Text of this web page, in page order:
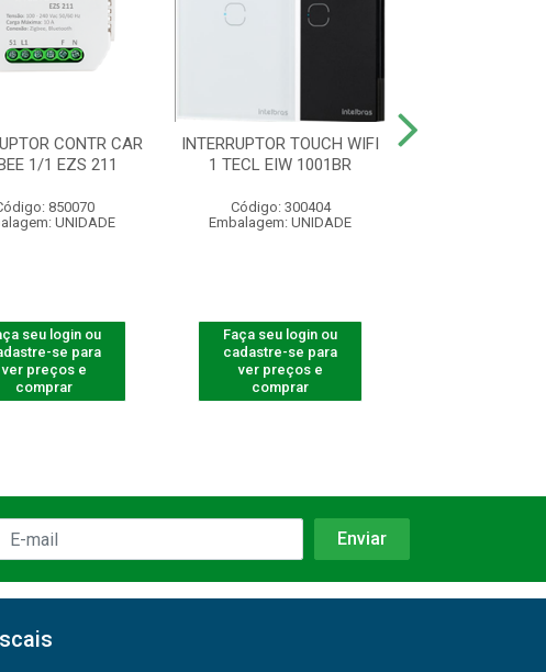
CONTR CAR
1/1 EZS 211
850070
UNIDADE
seu login ou
se para
ver preços e
comprar
INTERRUPTOR TOUCH WIFI
1 TECL EIW 1001BR
Código: 300404
Embalagem: UNIDADE
Faça seu login ou
cadastre-se para
ver preços e
comprar